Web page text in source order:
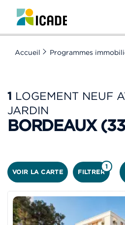
Accueil Programmes
1 LOGEMENT NEUF
JARDIN
BORDEAUX
VOIR LA CARTE FILTRER
1